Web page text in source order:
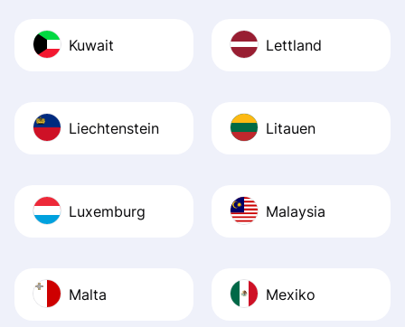
Kuwait Lettland
Liechtenstein Litauen
Luxemburg Malaysia
Malta Mexiko